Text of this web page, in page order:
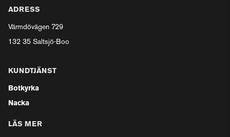
ADRESS
Värmdövägen 729
132 35 Saltsjö-Boo
KUNDTJÄNST
Botkyrka
Nacka
LÄS MER